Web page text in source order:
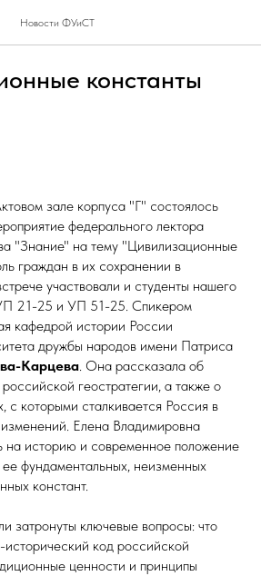
Новости ФУиСТ
константы
зале корпуса "Г" состоялось
федерального лектора
"Знание" на тему "Цивилизационные
граждан в их сохранении в
участвовали и студенты нашего
УП 21-25 и УП 51-25. Спикером
кафедрой истории России
дружбы народов имени Патриса
Карцева. Она рассказала об
геостратегии, а также о
с которыми сталкивается Россия в
изменений. Елена Владимировна
на историю и современное положение
фундаментальных, неизменных
констант.
затронуты ключевые вопросы: что
исторический код российской
ценности и принципы